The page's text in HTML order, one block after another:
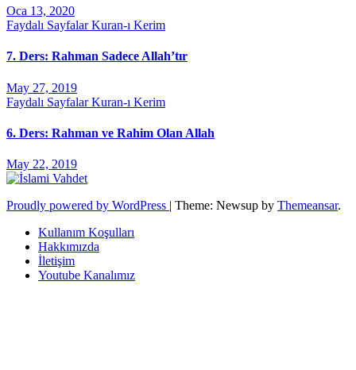
Oca 13, 2020
Faydalı SayfalarKuran-ı Kerim
7. Ders: Rahman Sadece Allah’tır
May 27, 2019
Faydalı SayfalarKuran-ı Kerim
6. Ders: Rahman ve Rahim Olan Allah
May 22, 2019
Proudly powered by WordPress | Theme: Newsup by Themeansar.
Kullanım Koşulları
Hakkımızda
İletişim
Youtube Kanalımız